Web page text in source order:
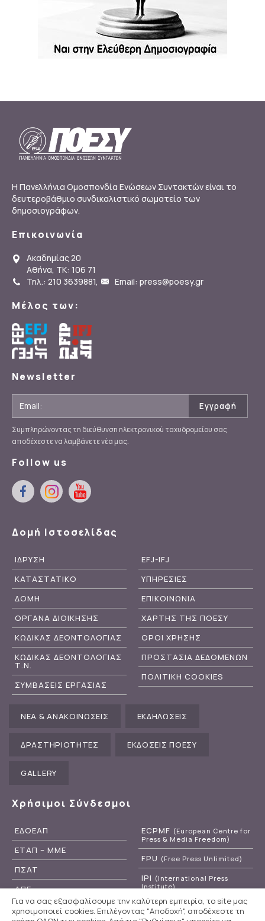
Η Πανελλήνια Ομοσπονδία Ενώσεων Συντακτών είναι το
δευτεροβάθμιο συνδικαλιστικό σωματείο των
δημοσιογράφων.
Επικοινωνία
Ακαδημίας 20
Αθήνα, ΤΚ: 106 71
Τηλ.: 210 3639881, Email: press@poesy.gr
Μέλος των:
Newsletter
Συμπληρώνοντας τη διεύθυνση ηλεκτρονικού ταχυδρομείου σας
αποδέχεστε να λαμβάνετε νέα μας.
Follow us
Δομή Ιστοσελίδας
ΙΔΡΥΣΗ
ΚΑΤΑΣΤΑΤΙΚΟ
ΔΟΜΗ
ΟΡΓΑΝΑ ΔΙΟΙΚΗΣΗΣ
ΚΩΔΙΚΑΣ ΔΕΟΝΤΟΛΟΓΙΑΣ
ΚΩΔΙΚΑΣ ΔΕΟΝΤΟΛΟΓΙΑΣ
Τ.Ν.
ΣΥΜΒΑΣΕΙΣ ΕΡΓΑΣΙΑΣ
EFJ-IFJ
ΥΠΗΡΕΣΙΕΣ
ΕΠΙΚΟΙΝΩΝΙΑ
ΧΑΡΤΗΣ ΤΗΣ ΠΟΕΣΥ
ΟΡΟΙ ΧΡΗΣΗΣ
ΠΡΟΣΤΑΣΙΑ ΔΕΔΟΜΕΝΩΝ
ΠΟΛΙΤΙΚΗ COOKIES
ΝΕΑ & ΑΝΑΚΟΙΝΩΣΕΙΣ ΕΚΔΗΛΩΣΕΙΣ
ΔΡΑΣΤΗΡΙΟΤΗΤΕΣ ΕΚΔΟΣΕΙΣ ΠΟΕΣΥ
GALLERY
Χρήσιμοι Σύνδεσμοι
ΕΔΟΕΑΠ
ΕΤΑΠ – ΜΜΕ
ΠΣΑΤ
ΑΠΕ
ΕΡΤ
ECPMF (European Centre for
Press & Media Freedom)
FPU (Free Press Unlimited)
IPI (International Press
Institute)
RSF(Reporters Without
Borders)
Για να σας εξασφαλίσουμε την καλύτερη εμπειρία, το site μας
χρησιμοποιεί cookies. Επιλέγοντας "Αποδοχή", αποδέχεστε τη